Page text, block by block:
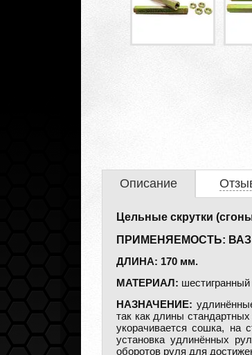
Описание
Цельные скрутки
ПРИМЕНЯЕМОСТЬ: ВАЗ
ДЛИНА: 170 мм.
МАТЕРИАЛ:
НАЗНАЧЕНИЕ:
так как длины
укорачивается сошка, на
установка удлинённых
оборотов руля для